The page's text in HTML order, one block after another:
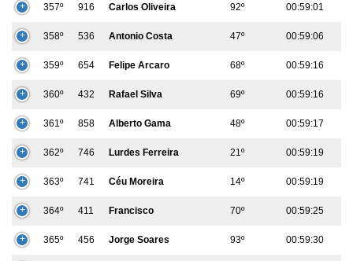
357º 916 Carlos Oliveira 92º 00:59:01
358º 536 Antonio Costa 47º 00:59:06
359º 654 Felipe Arcaro 68º 00:59:16
360º 432 Rafael Silva 69º 00:59:16
361º 858 Alberto Gama 48º 00:59:17
362º 746 Lurdes Ferreira 21º 00:59:19
363º 741 Céu Moreira 14º 00:59:19
364º 411 Francisco 70º 00:59:25
365º 456 Jorge Soares 93º 00:59:30